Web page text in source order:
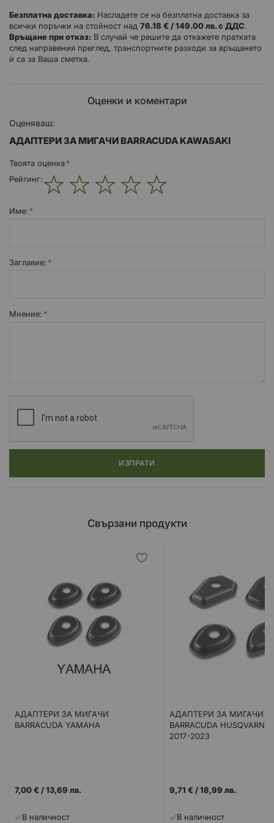
Безплатна доставка: Насладете се на безплатна доставка за
всички поръчки на стойност над 76.18 € / 149.00 лв. с ДДС.
Връщане при отказ: В случай че решите да откажете пратката
след направения преглед, транспортните разходи за връщането
ѝ са за Ваша сметка.
Оценки и коментари
Оценяваш:
АДАПТЕРИ ЗА МИГАЧИ BARRACUDA KAWASAKI
Твоята оценка
Рейтинг:
Име:
Заглавиe:
Мнение:
ИЗПРАТИ
Свързани продукти
АДАПТЕРИ ЗА МИГАЧИ
BARRACUDA YAMAHA
7,00 € /13,69 лв.
В наличност
АДАПТЕРИ ЗА МИГАЧИ
BARRACUDA
2017-2023
9,71 € /18,99 лв.
В наличност